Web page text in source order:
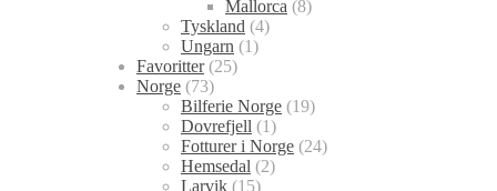
Mallorca (8)
Tyskland (4)
Ungarn (1)
Favoritter(25)
Norge (73)
Bilferie Norge (19)
Dovrefjell (1)
Fotturer i Norge (24)
Hemsedal (2)
Larvik (15)